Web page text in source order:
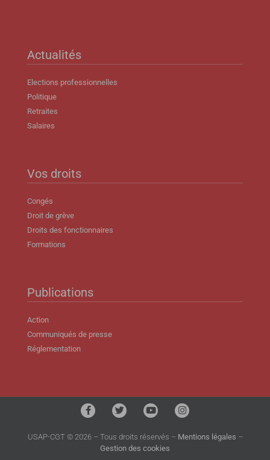
Actualités
Elections professionnelles
Politique
Retraites
Salaires
Vos droits
Congés
Droit de grève
Droits des fonctionnaires
Formations
Publications
Action
Communiqués de presse
Réglementation
USAP-CGT © 2026 – Tous droits réservés – Mentions légales –
Gestion des cookies